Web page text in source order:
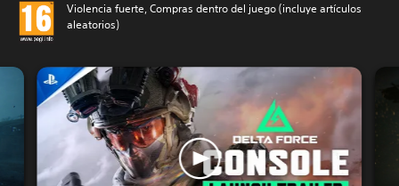
Violencia fuerte, Compras dentro del juego (incluye artículos
aleatorios)